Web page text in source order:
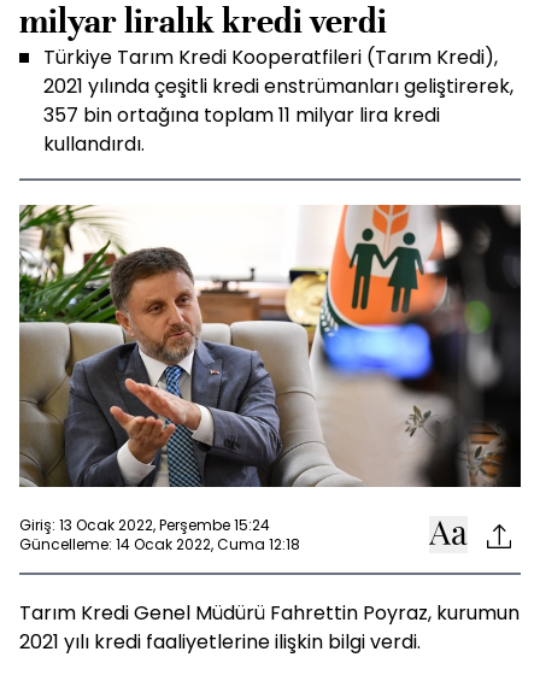
milyar liralık kredi verdi
Türkiye Tarım Kredi Kooperatfileri (Tarım Kredi),
2021 yılında çeşitli kredi enstrümanları geliştirerek,
357 bin ortağına toplam 11 milyar lira kredi
kullandırdı.
Giriş: 13 Ocak 2022, Perşembe 15:24
Güncelleme: 14 Ocak 2022, Cuma 12:18
Tarım Kredi Genel Müdürü Fahrettin Poyraz, kurumun
2021 yılı kredi faaliyetlerine ilişkin bilgi verdi.